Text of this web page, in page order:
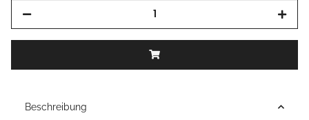
Beschreibung